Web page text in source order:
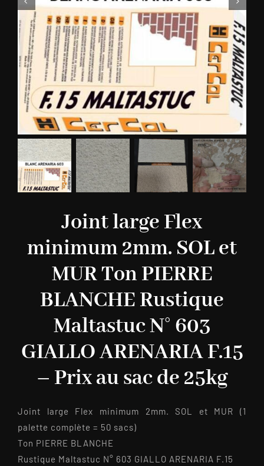
Joint large Flex
minimum 2mm. SOL et
MUR Ton PIERRE
BLANCHE Rustique
Maltastuc N° 603
GIALLO ARENARIA F.15
– Prix au sac de 25kg
Joint large Flex minimum 2mm. SOL et MUR (1
palette complète = 50 sacs)
Ton PIERRE BLANCHE
Rustique Maltastuc N° 603 GIALLO ARENARIA F.15